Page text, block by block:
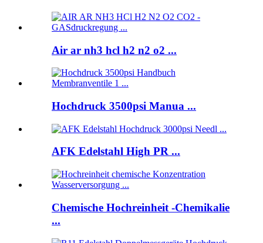
Air ar nh3 hcl h2 n2 o2 ...
Hochdruck 3500psi Manua ...
AFK Edelstahl High PR ...
Chemische Hochreinheit -Chemikalie
...